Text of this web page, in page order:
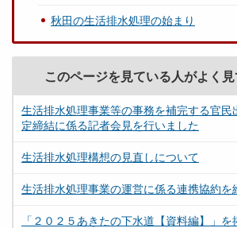
秋田の生活排水処理の始まり
このページを見ている人がよく
生活排水処理事業等の事務を補完する官民
定締結に係る記者会見を行いました
生活排水処理構想の見直しについて
生活排水処理事業の運営に係る連携協約を
「２０２５あきたの下水道【資料編】」を